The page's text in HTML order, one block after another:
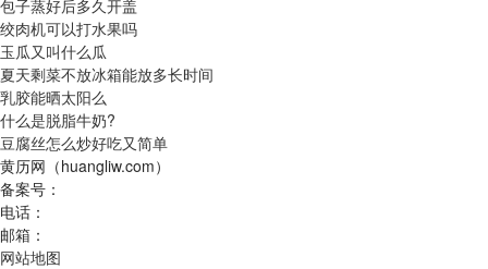
包子蒸好后多久开盖
绞肉机可以打水果吗
玉瓜又叫什么瓜
夏天剩菜不放冰箱能放多长时间
乳胶能晒太阳么
什么是脱脂牛奶?
豆腐丝怎么炒好吃又简单
黄历网（huangliw.com）
备案号：
电话：
邮箱：
网站地图